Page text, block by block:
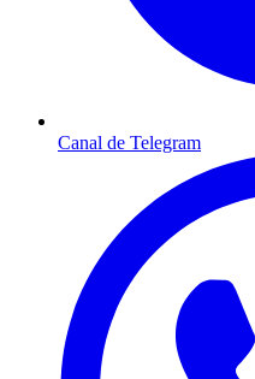
Canal de Telegram